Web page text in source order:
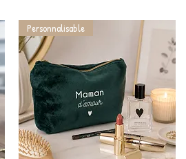
Personnalisable